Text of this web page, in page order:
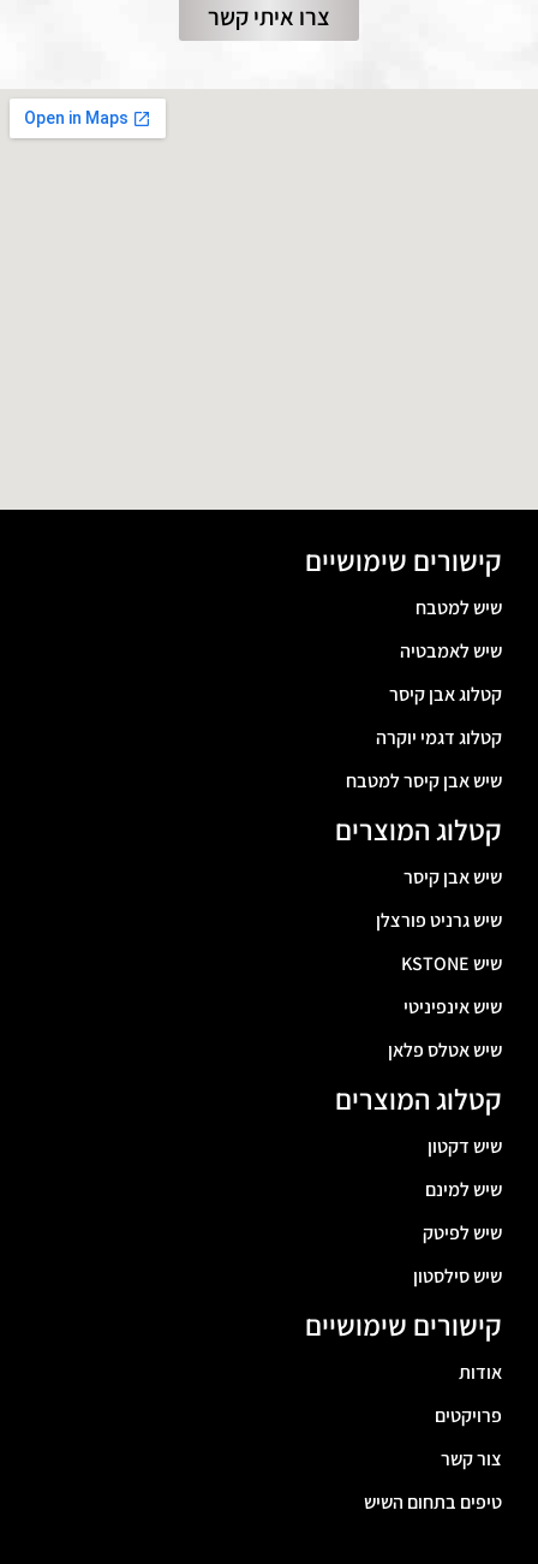
צרו איתי קשר
קישורים שימושיים
שיש למטבח
שיש לאמבטיה
קטלוג אבן קיסר
קטלוג דגמי יוקרה
שיש אבן קיסר למטבח
קטלוג המוצרים
שיש אבן קיסר
שיש גרניט פורצלן
שיש KSTONE
שיש אינפיניטי
שיש אטלס פלאן
קטלוג המוצרים
שיש דקטון
שיש למינם
שיש לפיטק
שיש סילסטון
קישורים שימושיים
אודות
פרויקטים
צור קשר
טיפים בתחום השיש